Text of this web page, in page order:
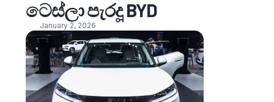
ටෙස්ලා පැරදූ BYD
January 2, 2026